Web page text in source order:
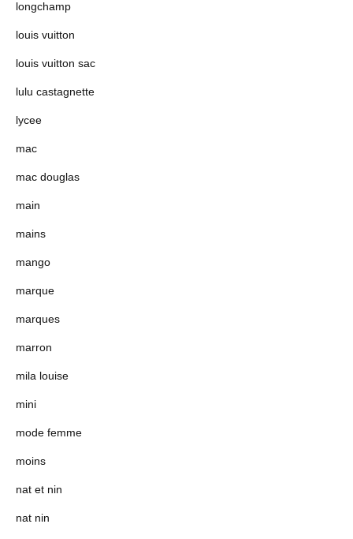
longchamp
louis vuitton
louis vuitton sac
lulu castagnette
lycee
mac
mac douglas
main
mains
mango
marque
marques
marron
mila louise
mini
mode femme
moins
nat et nin
nat nin